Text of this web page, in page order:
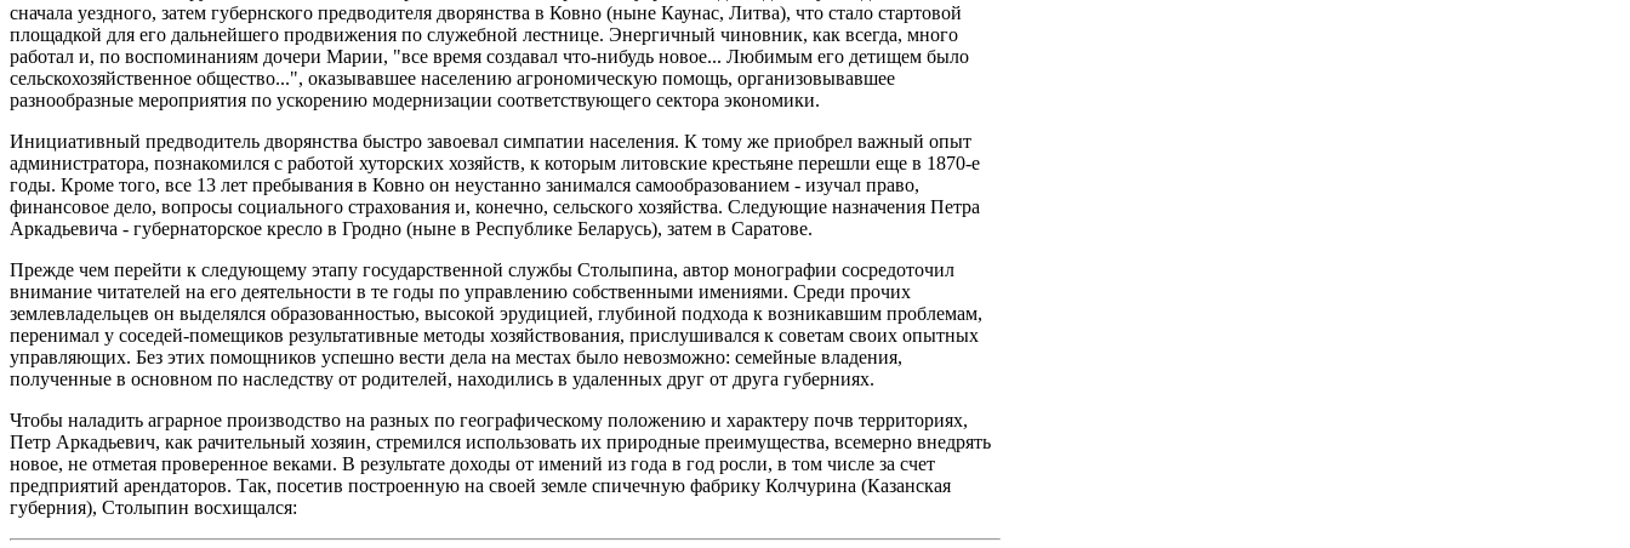
сначала уездного, затем губернского предводителя дворянства в Ковно (ныне Каунас, Литва), что стало стартовой
площадкой для его дальнейшего продвижения по служебной лестнице. Энергичный чиновник, как всегда, много
работал и, по воспоминаниям дочери Марии, "все время создавал что-нибудь новое... Любимым его детищем было
сельскохозяйственное общество...", оказывавшее населению агрономическую помощь, организовывавшее
разнообразные мероприятия по ускорению модернизации соответствующего сектора экономики.
Инициативный предводитель дворянства быстро завоевал симпатии населения. К тому же приобрел важный опыт
администратора, познакомился с работой хуторских хозяйств, к которым литовские крестьяне перешли еще в 1870-е
годы. Кроме того, все 13 лет пребывания в Ковно он неустанно занимался самообразованием - изучал право,
финансовое дело, вопросы социального страхования и, конечно, сельского хозяйства. Следующие назначения Петра
Аркадьевича - губернаторское кресло в Гродно (ныне в Республике Беларусь), затем в Саратове.
Прежде чем перейти к следующему этапу государственной службы Столыпина, автор монографии сосредоточил
внимание читателей на его деятельности в те годы по управлению собственными имениями. Среди прочих
землевладельцев он выделялся образованностью, высокой эрудицией, глубиной подхода к возникавшим проблемам,
перенимал у соседей-помещиков результативные методы хозяйствования, прислушивался к советам своих опытных
управляющих. Без этих помощников успешно вести дела на местах было невозможно: семейные владения,
полученные в основном по наследству от родителей, находились в удаленных друг от друга губерниях.
Чтобы наладить аграрное производство на разных по географическому положению и характеру почв территориях,
Петр Аркадьевич, как рачительный хозяин, стремился использовать их природные преимущества, всемерно внедрять
новое, не отметая проверенное веками. В результате доходы от имений из года в год росли, в том числе за счет
предприятий арендаторов. Так, посетив построенную на своей земле спичечную фабрику Колчурина (Казанская
губерния), Столыпин восхищался: